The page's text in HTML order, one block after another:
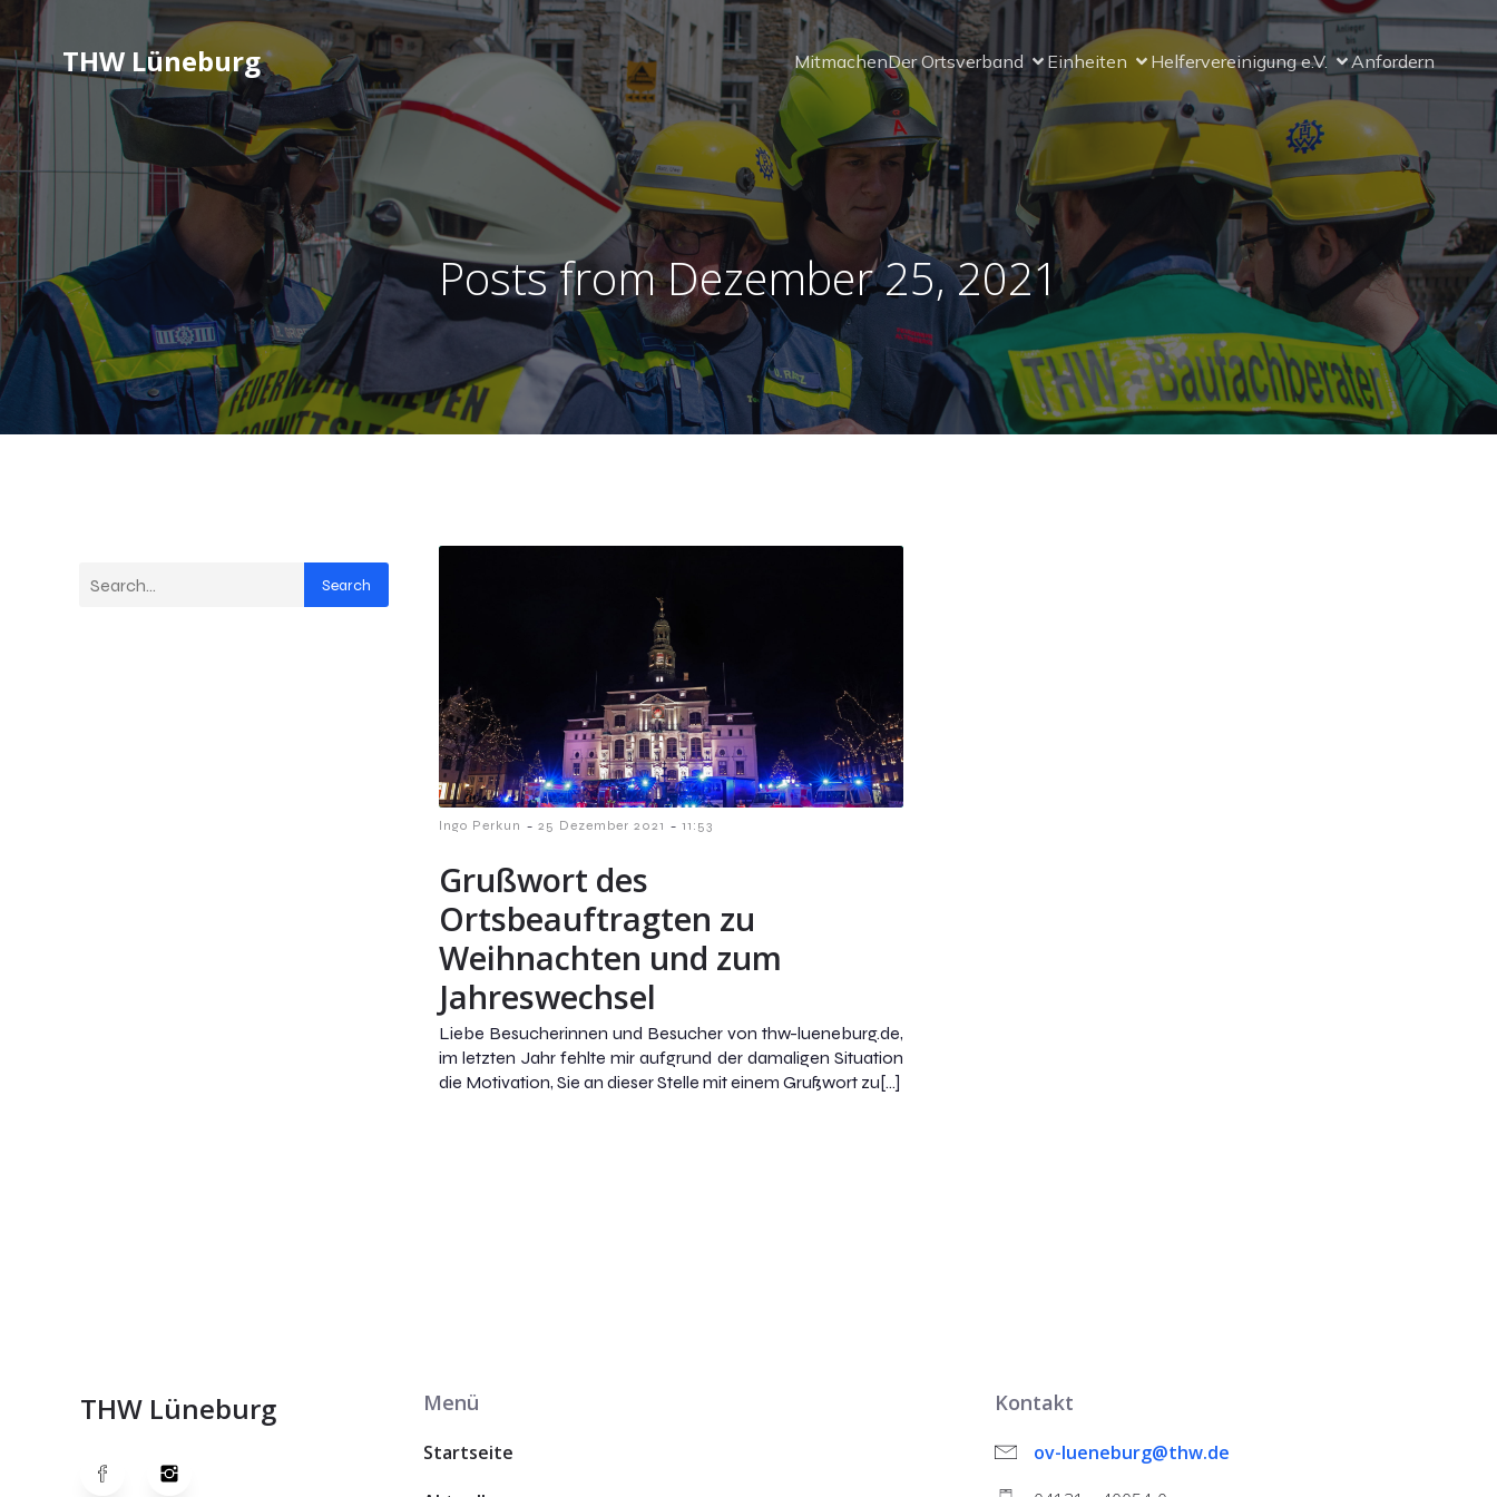
THW Lüneburg MitmachenDer Ortsverband Einheiten Helfervereinigung e.V. Anfordern
Posts from Dezember 25, 2021
Search
Ingo Perkun - 25 Dezember 2021 - 11:53
Grußwort des
Ortsbeauftragten zu
Weihnachten und zum
Jahreswechsel
Liebe Besucherinnen und Besucher von thw-lueneburg.de,
im letzten Jahr fehlte mir aufgrund der damaligen Situation
die Motivation, Sie an dieser Stelle mit einem Grußwort zu[…]
THW Lüneburg Menü
Startseite
Kontakt
ov-lueneburg@thw.de